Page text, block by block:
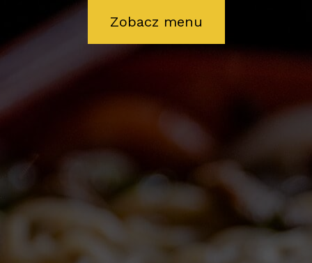
Zobacz menu